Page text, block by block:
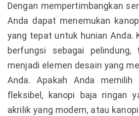
Dengan mempertimbangkan
Anda dapat menemukan
yang tepat untuk hunian Anda.
berfungsi sebagai
menjadi elemen desain yang
Anda. Apakah Anda memilih
fleksibel, kanopi baja ringan
akrilik yang modern, atau